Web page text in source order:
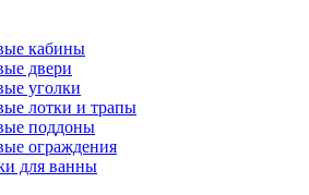
кабины
двери
уголки
лотки и трапы
поддоны
ограждения
для ванны